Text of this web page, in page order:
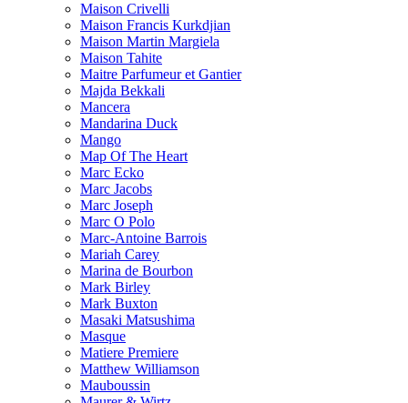
Maison Crivelli
Maison Francis Kurkdjian
Maison Martin Margiela
Maison Tahite
Maitre Parfumeur et Gantier
Majda Bekkali
Mancera
Mandarina Duck
Mango
Map Of The Heart
Marc Ecko
Marc Jacobs
Marc Joseph
Marc O Polo
Marc-Antoine Barrois
Mariah Carey
Marina de Bourbon
Mark Birley
Mark Buxton
Masaki Matsushima
Masque
Matiere Premiere
Matthew Williamson
Mauboussin